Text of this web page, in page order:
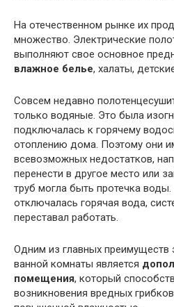
На отечественном рынке их
множество. Электрические
выполняют свое основное
влажное белье, халаты,
Совсем недавно
только водяные. Это была
подключалась к горячему
отоплению дома. Поэтому они
всевозможных недостатков,
перенести в другое место или
труб могла быть протечка
отключалась горячая вода,
переставал работать.
Одним из главных преимуществ
ванной комнаты является
помещения, который
возникновения вредных